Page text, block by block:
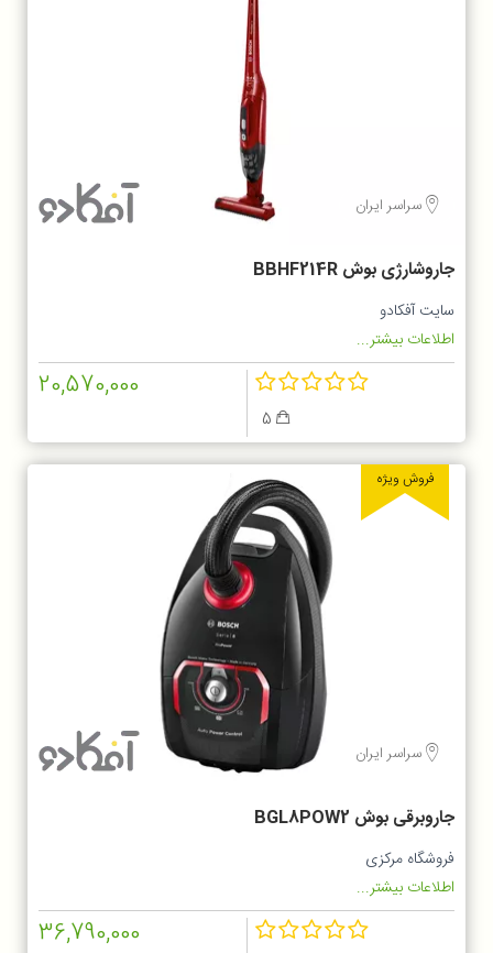
سراسر ایران
جاروشارژی بوش BBHF214R
سایت آفکادو
اطلاعات بیشتر...
5
20,570,000
فروش ویژه
سراسر ایران
جاروبرقی بوش BGL8POW2
فروشگاه مرکزی
اطلاعات بیشتر...
36,790,000